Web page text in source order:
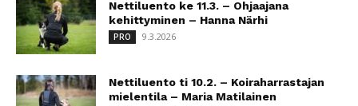
Nettiluento ke 11.3. – Ohjaajana
kehittyminen – Hanna Närhi
PRO 9.3.2026
Nettiluento ti 10.2. – Koiraharrastajan
mielentila – Maria Matilainen